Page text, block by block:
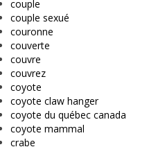
couple
couple sexué
couronne
couverte
couvre
couvrez
coyote
coyote claw hanger
coyote du québec canada
coyote mammal
crabe